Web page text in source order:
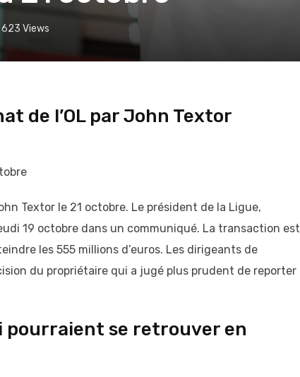
623 Views
de l’OL par John Textor
Textor le 21 octobre. Le président de la Ligue,
19 octobre dans un communiqué. La transaction est
les 555 millions d’euros. Les dirigeants de
du propriétaire qui a jugé plus prudent de reporter
pourraient se retrouver en